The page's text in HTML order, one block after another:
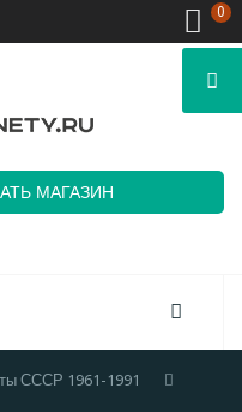
МАГАЗИН
СССР 1961-1991
0